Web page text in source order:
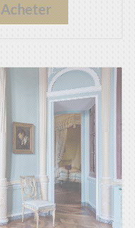
Acheter